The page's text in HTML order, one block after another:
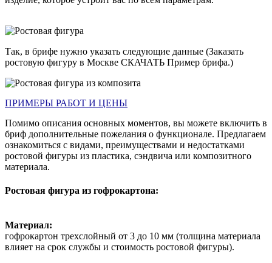
Так, в брифе нужно указать следующие данные (Заказать
ростовую фигуру в Москве СКАЧАТЬ Пример брифа.)
ПРИМЕРЫ РАБОТ И ЦЕНЫ
Помимо описания основных моментов, вы можете включить в
бриф дополнительные пожелания о функционале. Предлагаем
ознакомиться с видами, преимуществами и недостатками
ростовой фигуры из пластика, сэндвича или композитного
материала.
Ростовая фигура из гофрокартона:
Материал:
гофрокартон трехслойный от 3 до 10 мм (толщина материала
влияет на срок службы и стоимость ростовой фигуры).